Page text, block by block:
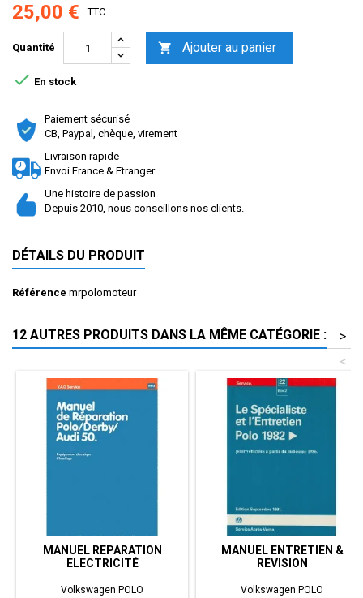
25,00 € TTC
Quantité  Ajouter au panier
 En stock
Paiement sécurisé
CB, Paypal, chèque, virement
Livraison rapide
Envoi France & Etranger
Une histoire de passion
Depuis 2010, nous conseillons nos clients.
DÉTAILS DU PRODUIT
Référence mrpolomoteur
12 AUTRES PRODUITS DANS LA MÊME CATÉGORIE :
>
<
MANUEL REPARATION
ELECTRICITÉ
Volkswagen POLO
MANUEL ENTRETIEN &
REVISION
Volkswagen POLO